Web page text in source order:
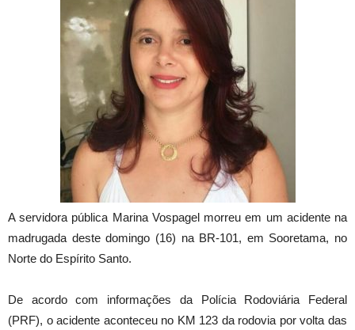
A servidora pública Marina Vospagel morreu em um acidente na
madrugada deste domingo (16) na BR-101, em Sooretama, no
Norte do Espírito Santo.
De acordo com informações da Polícia Rodoviária Federal
(PRF), o acidente aconteceu no KM 123 da rodovia por volta das